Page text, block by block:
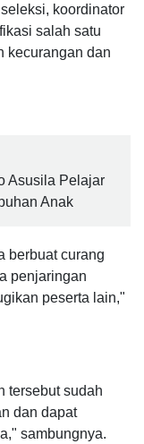
koordinator
salah satu
kecurangan dan
Asusila Pelajar
Anak
berbuat curang
penjaringan
peserta lain,"
tersebut sudah
dan dapat
sambungnya.